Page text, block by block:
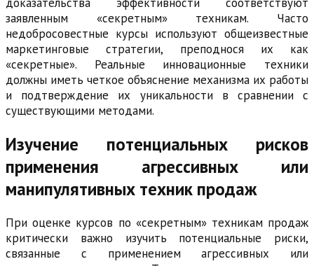
заявленным «секретным» техникам. Часто
недобросовестные курсы используют общеизвестные
маркетинговые стратегии, преподнося их как
«секретные». Реальные инновационные техники
должны иметь четкое объяснение механизма их работы
и подтверждение их уникальности в сравнении с
существующими методами.
Изучение потенциальных рисков
применения агрессивных или
манипулятивных техник продаж
При оценке курсов по «секретным» техникам продаж
критически важно изучить потенциальные риски,
связанные с применением агрессивных или